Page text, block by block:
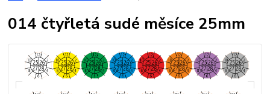
014 čtyřletá sudé měsíce 25mm